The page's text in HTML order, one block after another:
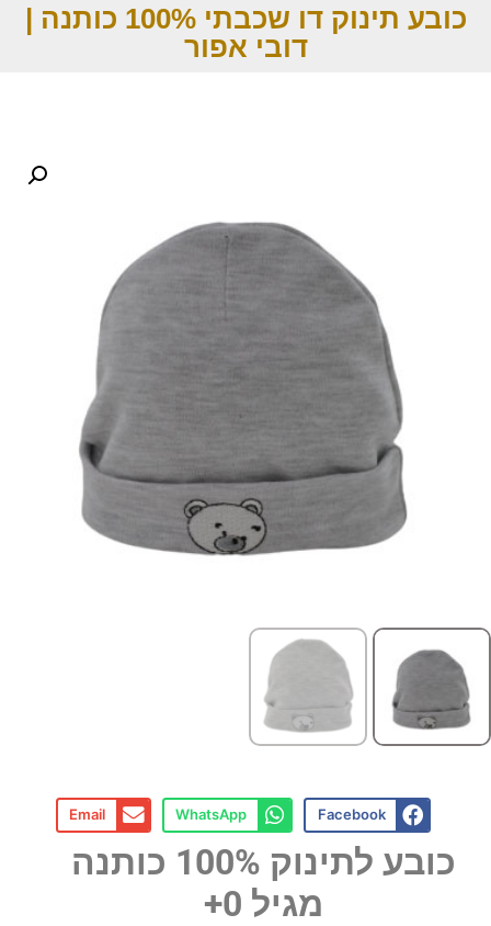
כובע תינוק דו שכבתי 100% כותנה |
דובי אפור
Facebook
WhatsApp
Email
כובע לתינוק 100% כותנה
מגיל 0+